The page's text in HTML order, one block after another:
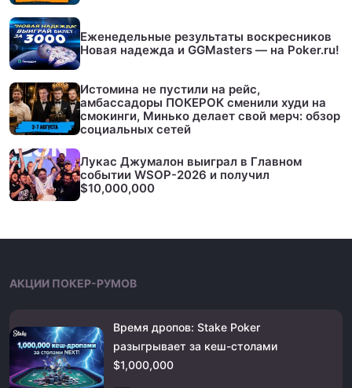
Еженедельные результаты воскресников
Новая надежда и GGMasters — на Poker.ru!
Истомина не пустили на рейс,
амбассадоры ПОКЕРОК сменили худи на
смокинги, Минько делает свой мерч: обзор
социальных сетей
Лукас Джумалон выиграл в Главном
событии WSOP-2026 и получил
$10,000,000
АКЦИИ ПОКЕР-РУМОВ
Время дропов: Stake Poker
разыгрывает за кеш-столами
$1,000,000